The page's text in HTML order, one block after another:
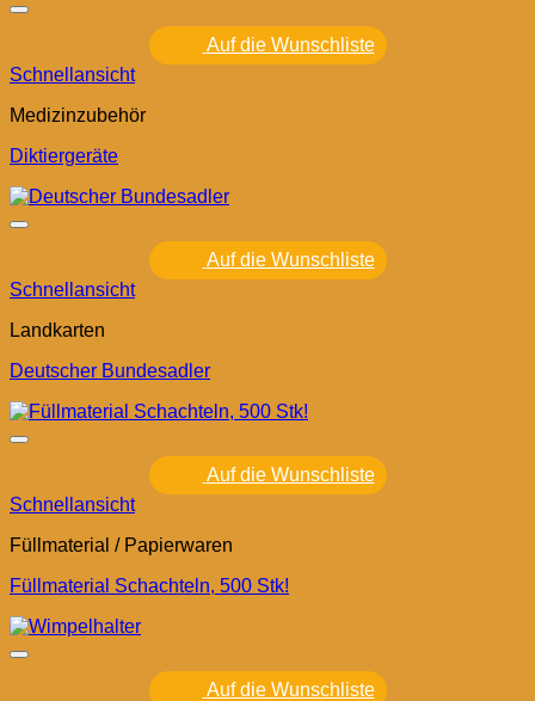
Auf die Wunschliste
Schnellansicht
Medizinzubehör
Diktiergeräte
Auf die Wunschliste
Schnellansicht
Landkarten
Deutscher Bundesadler
Auf die Wunschliste
Schnellansicht
Füllmaterial / Papierwaren
Füllmaterial Schachteln, 500 Stk!
Auf die Wunschliste